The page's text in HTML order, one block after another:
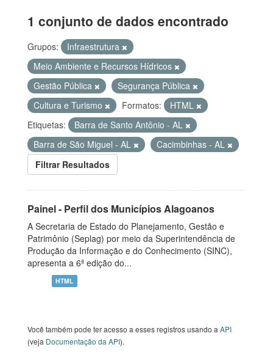
1 conjunto de dados encontrado
Grupos:
Infraestrutura
Meio Ambiente e Recursos Hídricos
Gestão Pública
Segurança Pública
Cultura e Turismo
Formatos:
HTML
Etiquetas:
Barra de Santo Antônio - AL
Barra de São Miguel - AL
Cacimbinhas - AL
Filtrar Resultados
Painel - Perfil dos Municípios Alagoanos
A Secretaria de Estado do Planejamento, Gestão e
Patrimônio (Seplag) por meio da Superintendência de
Produção da Informação e do Conhecimento (SINC),
apresenta a 6ª edição do...
HTML
Você também pode ter acesso a esses registros usando a API
(veja Documentação da API).